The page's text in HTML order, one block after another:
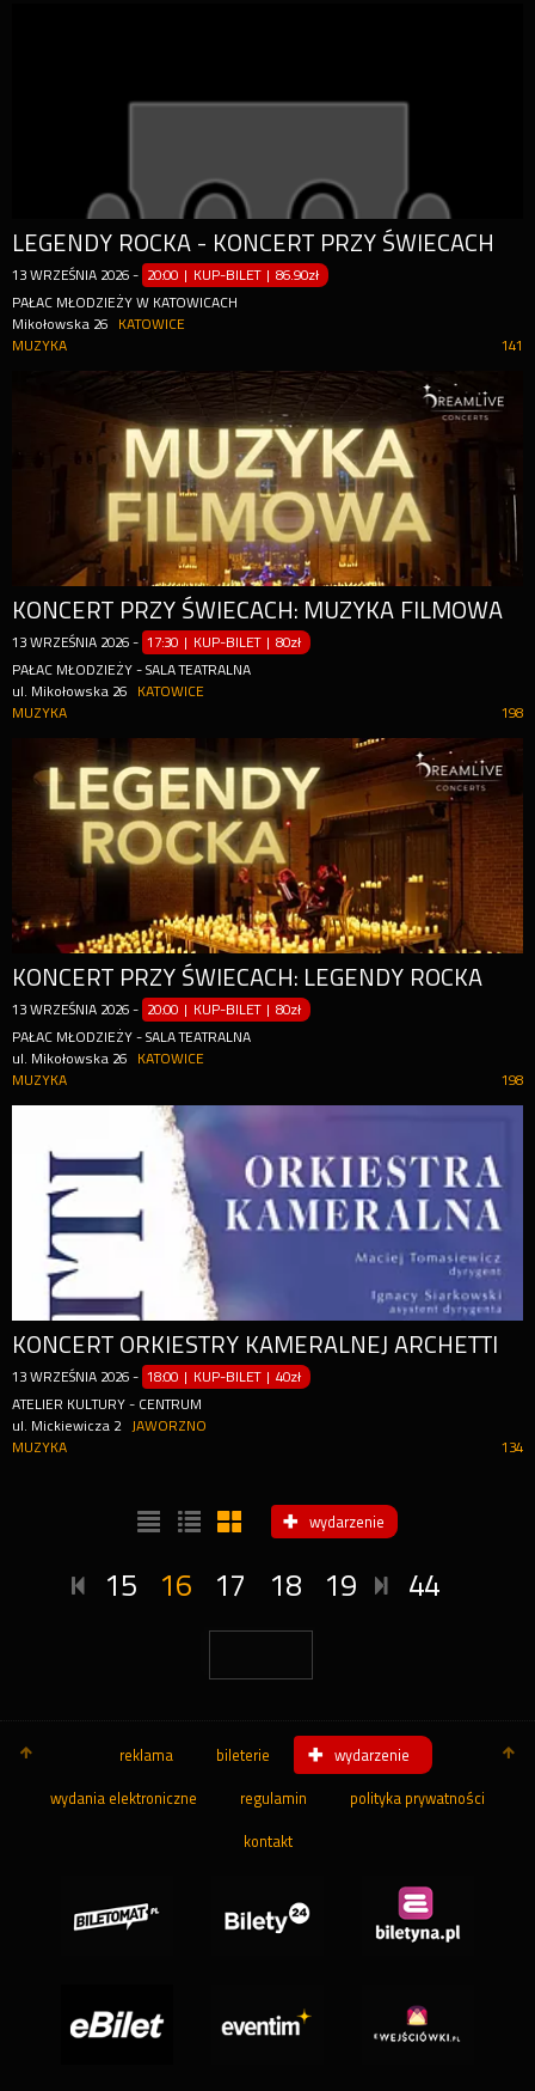
LEGENDY ROCKA - KONCERT PRZY ŚWIECACH
13 WRZEŚNIA 2026 - 20:00 | KUP-BILET |86.90zł
PAŁAC MŁODZIEŻY W KATOWICACH
Mikołowska 26
KATOWICE
141
MUZYKA
KONCERT PRZY ŚWIECACH: MUZYKA FILMOWA
13 WRZEŚNIA 2026 - 17:30 | KUP-BILET |80zł
PAŁAC MŁODZIEŻY - SALA TEATRALNA
ul. Mikołowska 26
KATOWICE
198
MUZYKA
KONCERT PRZY ŚWIECACH: LEGENDY ROCKA
13 WRZEŚNIA 2026 - 20:00 | KUP-BILET |80zł
PAŁAC MŁODZIEŻY - SALA TEATRALNA
ul. Mikołowska 26
KATOWICE
198
MUZYKA
KONCERT ORKIESTRY KAMERALNEJ ARCHETTI
13 WRZEŚNIA 2026 - 18:00 | KUP-BILET |40zł
ATELIER KULTURY - CENTRUM
ul. Mickiewicza 2
JAWORZNO
134
MUZYKA
wydarzenie
15 16 17 18 19 44
reklama bileterie wydarzenie
wydania elektroniczne regulamin polityka prywatności
kontakt